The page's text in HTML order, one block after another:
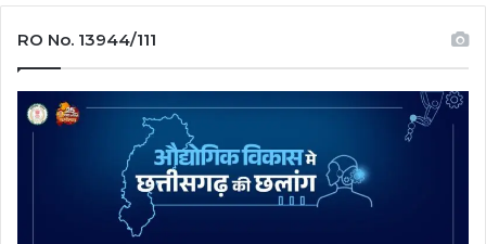
RO No. 13944/111